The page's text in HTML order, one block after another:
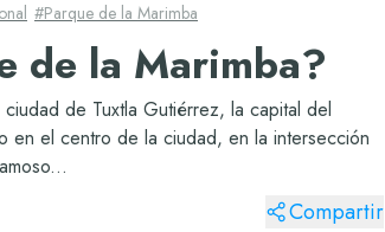
#Parque de la Marimba
de la Marimba?
de Tuxtla Gutiérrez, la capital del
en el centro de la ciudad, en la intersección
Compartir